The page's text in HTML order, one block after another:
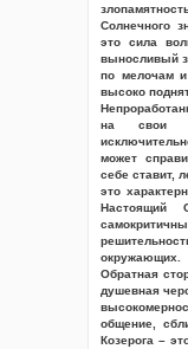
Солнечного
это сила
выносливый
по мелочам
высоко
на свои
может
себе ставит,
это
Настоящий
окружающих.
Обратная
душевная
общение,
Козерога –